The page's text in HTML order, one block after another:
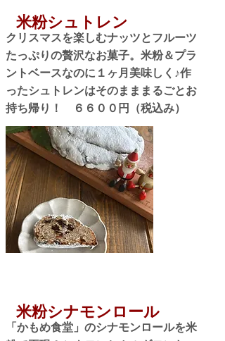
米粉シュトレン
クリスマスを楽しむナッツとフルーツ
たっぷりの贅沢なお菓子。米粉＆プラ
ントベースなのに１ヶ月美味しく♪作
ったシュトレンはそのまままるごとお
持ち帰り！ ６６００円（税込み）
​米粉シナモンロール
「かもめ食堂」のシナモンロールを米